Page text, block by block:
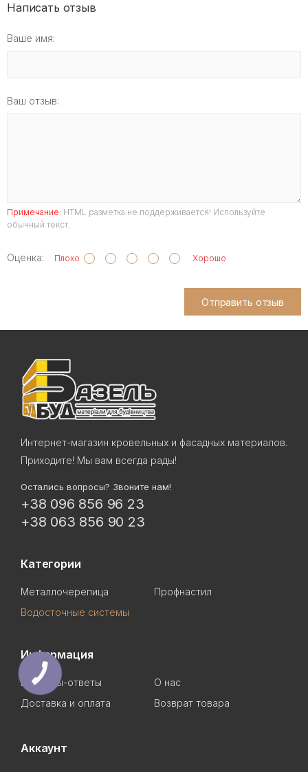
Написать отзыв
Ваше имя:
Ваш отзыв:
Примечание: HTML разметка не поддерживается! Используйте
обычный текст.
Оценка: Плохо Хорошо
Отправить отзыв
Интернет-магазин кровельных и фасадных материалов.
Приходите! Мы вам всегда рады!
Остались вопросы? Звоните нам!
+38 096 856 96 23
+38 063 856 90 23
Категории
Металлочерепица
Профнастил
Водосточные системы
Информация
Вопросы-ответы
О нас
Доставка и оплата
Возврат товара
Аккаунт